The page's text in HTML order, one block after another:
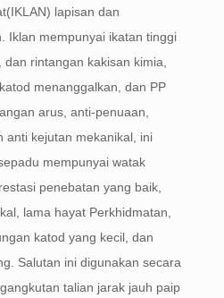
lapisan dan
Iklan mempunyai ikatan tinggi
rintangan kakisan kimia,
menanggalkan, dan PP
arus, anti-penuaan,
anti kejutan mekanikal, ini
mempunyai watak
penebatan yang baik,
lama hayat Perkhidmatan,
katod yang kecil, dan
Salutan ini digunakan secara
talian jarak jauh paip